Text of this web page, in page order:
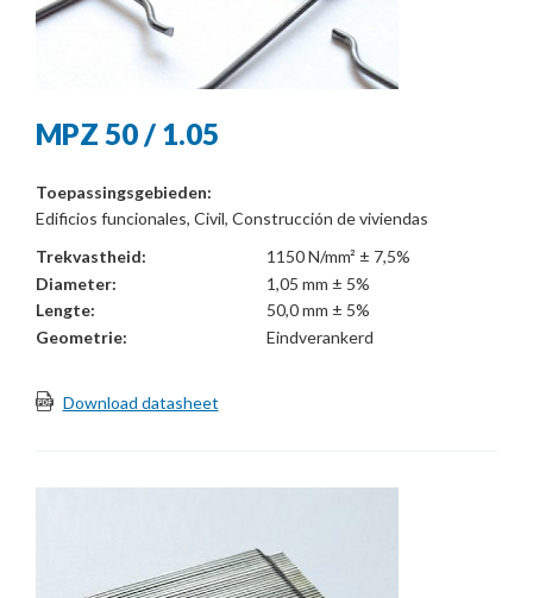
MPZ 50 / 1.05
Toepassingsgebieden:
Edificios funcionales, Civil, Construcción de viviendas
Trekvastheid:
1150 N/mm² ± 7,5%
Diameter:
1,05 mm ± 5%
Lengte:
50,0 mm ± 5%
Geometrie:
Eindverankerd
Download datasheet